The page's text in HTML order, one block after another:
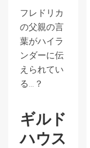
フレドリカ
の父親の言
葉がハイラ
ンダーに伝
えられてい
る…？
ギルド
ハウス